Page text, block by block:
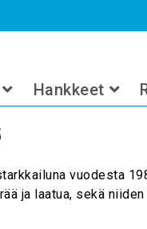
Hankkeet
vuodesta
ja laatua, sekä